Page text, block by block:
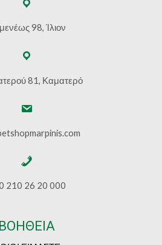
98, Ίλιον
81, Καματερό
210 26 20 000
ΒΟΗΘΕΙΑ